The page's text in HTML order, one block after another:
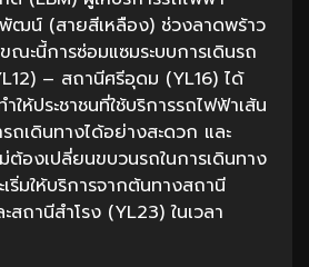
ฒน์ (สายสีเหลือง) ช่วงลาดพร้าว
ณะนี้การซ่อมแซมระบบการเดินรถ
– สถานีศรีอุดม (YL16) ได้
ให้ประชาชนที่ใช้บริการรถไฟฟ้าเส้น
ถเดินทางได้อย่างสะดวก และ
ต้องเปลี่ยนขบวนรถในการเดินทาง
ริ่มให้บริการจากต้นทางสถานี
สถานีสำโรง (YL23) ในเวลา